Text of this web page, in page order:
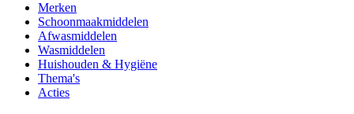
Merken
Schoonmaakmiddelen
Afwasmiddelen
Wasmiddelen
Huishouden & Hygiëne
Thema's
Acties